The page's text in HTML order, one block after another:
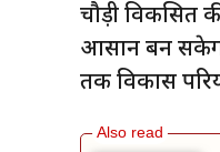
चौड़ी विकसित
आसान बन
तक विकास